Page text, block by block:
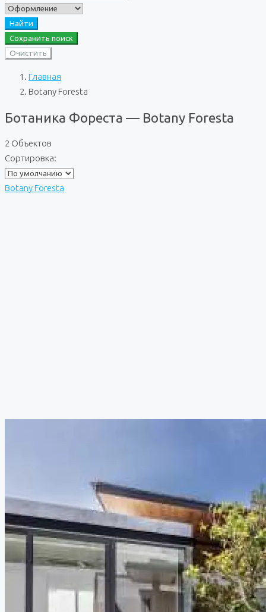
Найти
Сохранить поиск
Очистить
Главная
Botany Foresta
Ботаника Фореста — Botany Foresta
2 Объектов
Сортировка:
Botany Foresta